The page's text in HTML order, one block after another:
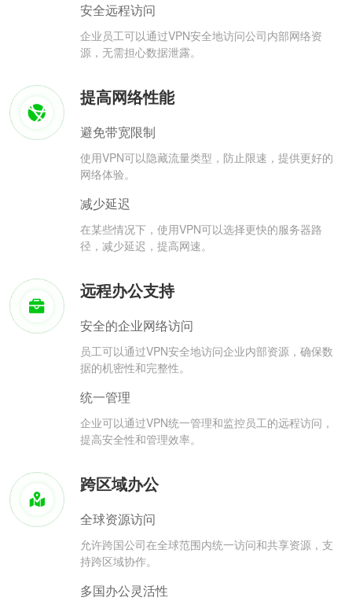
安全远程访问
企业员工可以通过VPN安全地访问公司内部网络资
源，无需担心数据泄露。
提高网络性能
避免带宽限制
使用VPN可以隐藏流量类型，防止限速，提供更好的
网络体验。
减少延迟
在某些情况下，使用VPN可以选择更快的服务器路
径，减少延迟，提高网速。
远程办公支持
安全的企业网络访问
员工可以通过VPN安全地访问企业内部资源，确保数
据的机密性和完整性。
统一管理
企业可以通过VPN统一管理和监控员工的远程访问，
提高安全性和管理效率。
跨区域办公
全球资源访问
允许跨国公司在全球范围内统一访问和共享资源，支
持跨区域协作。
多国办公灵活性